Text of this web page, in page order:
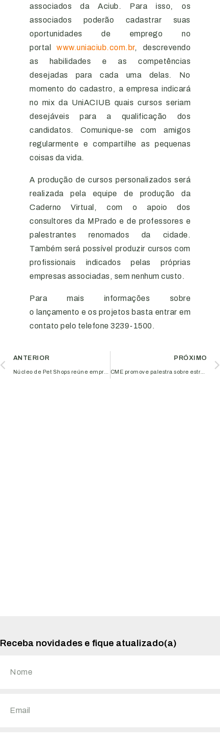
associados da Aciub. Para isso, os
associados poderão cadastrar suas
oportunidades de emprego no
portalwww.uniaciub.com.br, descrevendo
as habilidades e as competências
desejadas para cada uma delas. No
momento do cadastro, a empresa indicará
no mix da UniACIUB quais cursos seriam
desejáveis para a qualificação dos
candidatos. Comunique-se com amigos
regularmente e compartilhe as pequenas
coisas da vida.
A produção de cursos personalizados será
realizada pela equipe de produção da
Caderno Virtual, com o apoio dos
consultores da MPrado e de professores e
palestrantes renomados da cidade.
Também será possível produzir cursos com
profissionais indicados pelas próprias
empresas associadas, sem nenhum custo.
Para mais informações sobre
o lançamento e os projetos basta entrar em
contato pelo telefone 3239-1500.
ANTERIOR PRÓXIMO
Receba novidades e fique atualizado(a)